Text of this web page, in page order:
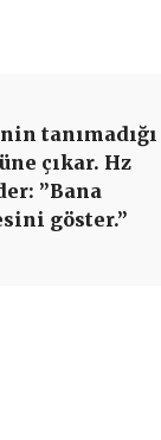
tanımadığı
çıkar. Hz
”Bana
göster.”